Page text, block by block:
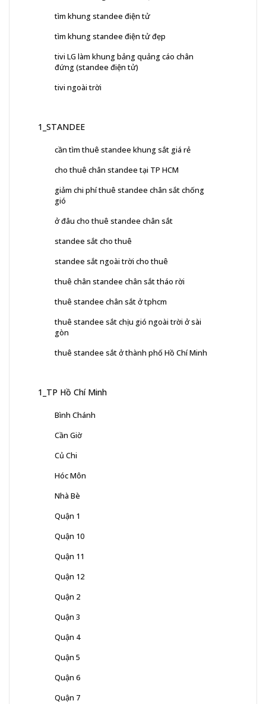
tìm khung standee điện tử
tìm khung standee điện tử đẹp
tivi LG làm khung bảng quảng cáo chân
đứng (standee điện tử)
tivi ngoài trời
1_STANDEE
cần tìm thuê standee khung sắt giá rẻ
cho thuê chân standee tại TP HCM
giảm chi phí thuê standee chân sắt chống
gió
ở đâu cho thuê standee chân sắt
standee sắt cho thuê
standee sắt ngoài trời cho thuê
thuê chân standee chân sắt tháo rời
thuê standee chân sắt ở tphcm
thuê standee sắt chịu gió ngoài trời ở sài
gòn
thuê standee sắt ở thành phố Hồ Chí Minh
1_TP Hồ Chí Minh
Bình Chánh
Cần Giờ
Củ Chi
Hóc Môn
Nhà Bè
Quận 1
Quận 10
Quận 11
Quận 12
Quận 2
Quận 3
Quận 4
Quận 5
Quận 6
Quận 7